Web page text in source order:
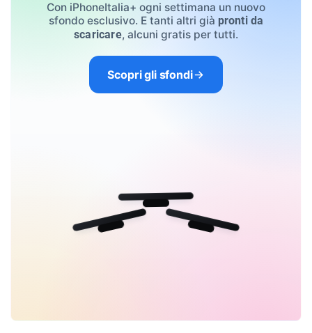
Con iPhoneItalia+ ogni settimana un nuovo
sfondo esclusivo. E tanti altri già pronti da
scaricare, alcuni gratis per tutti.
Scopri gli sfondi